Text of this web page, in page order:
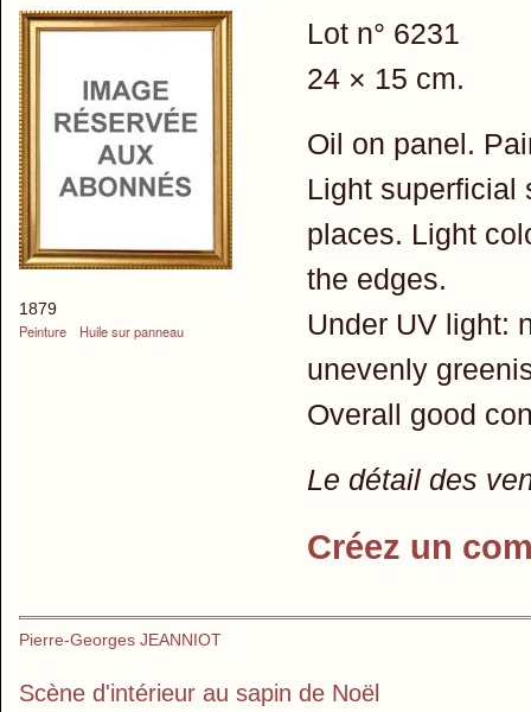
1879
Peinture
Huile sur panneau
Lot n° 6231
24 × 15 cm.
Oil on panel.
Light superficial
places. Light
the edges.
Under UV light:
unevenly
Overall good
Le détail des
Créez un
Pierre-Georges JEANNIOT
Scène d'intérieur au sapin de Noël